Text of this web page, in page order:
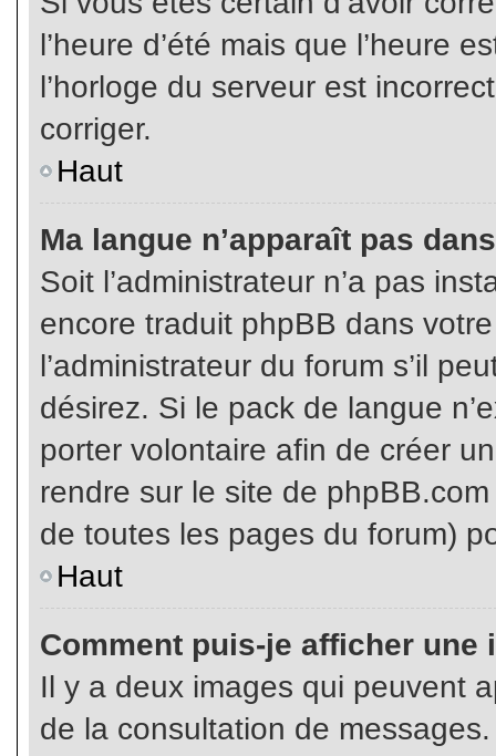
l’heure d’été mais que l’heure
l’horloge du serveur est
corriger.
Haut
Ma langue n’apparaît pas
Soit l’administrateur n’a pas
encore traduit phpBB dans
l’administrateur du forum s’il
désirez. Si le pack de langue
porter volontaire afin de créer
rendre sur le site de
de toutes les pages du forum)
Haut
Comment puis-je afficher une
Il y a deux images qui peuvent
de la consultation de